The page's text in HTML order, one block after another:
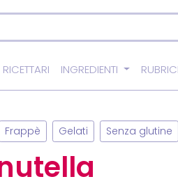
RICETTARI INGREDIENTI
Frappè Gelati Senza glutine